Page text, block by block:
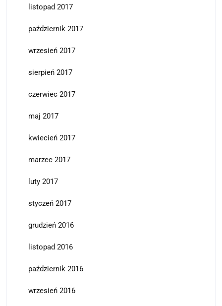
listopad 2017
październik 2017
wrzesień 2017
sierpień 2017
czerwiec 2017
maj 2017
kwiecień 2017
marzec 2017
luty 2017
styczeń 2017
grudzień 2016
listopad 2016
październik 2016
wrzesień 2016